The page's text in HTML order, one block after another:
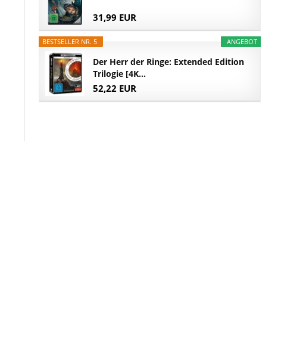
31,99 EUR
ANGEBOT
BESTSELLER NR. 5
Der Herr der Ringe: Extended Edition
Trilogie [4K...
52,22 EUR